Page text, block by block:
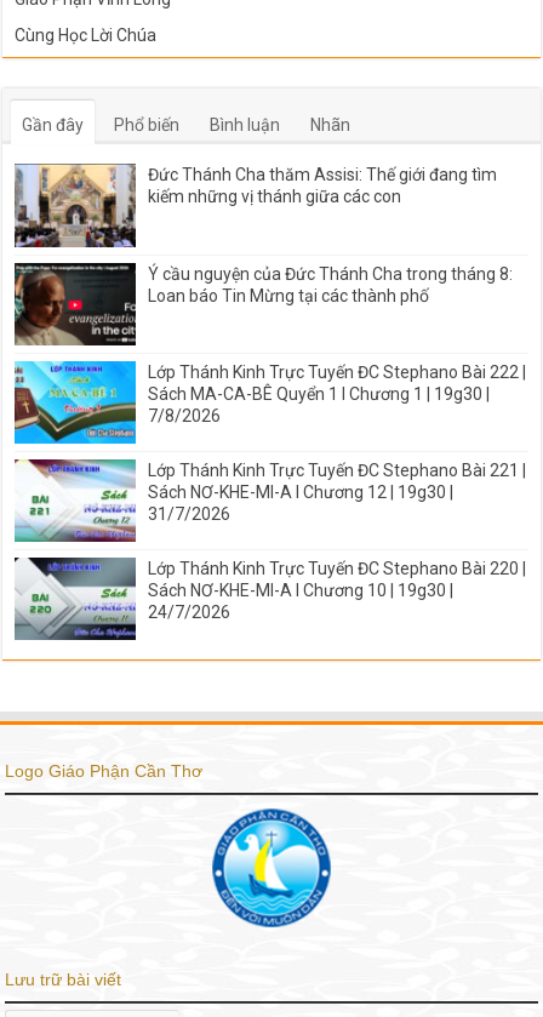
Cùng Học Lời Chúa
Gần đây Phổ biến Bình luận Nhãn
Đức Thánh Cha thăm Assisi: Thế giới đang tìm
kiếm những vị thánh giữa các con
Ý cầu nguyện của Đức Thánh Cha trong tháng 8:
Loan báo Tin Mừng tại các thành phố
Lớp Thánh Kinh Trực Tuyến ĐC Stephano Bài 222 |
Sách MA-CA-BÊ Quyển 1 I Chương 1 | 19g30 |
7/8/2026
Lớp Thánh Kinh Trực Tuyến ĐC Stephano Bài 221 |
Sách NƠ-KHE-MI-A I Chương 12 | 19g30 |
31/7/2026
Lớp Thánh Kinh Trực Tuyến ĐC Stephano Bài 220 |
Sách NƠ-KHE-MI-A I Chương 10 | 19g30 |
24/7/2026
Logo Giáo Phận Cần Thơ
Lưu trữ bài viết